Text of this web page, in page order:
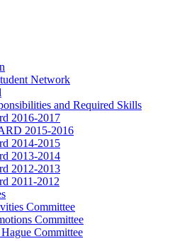
Network
and Required Skills
2016-2017
2015-2016
2014-2015
2013-2014
2012-2013
2011-2012
Committee
Committee
Committee